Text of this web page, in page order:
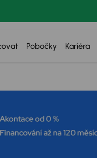
Pobočky Kariéra